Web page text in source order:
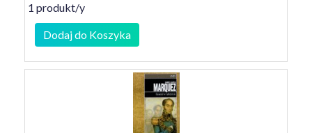
1 produkt/y
Dodaj do Koszyka